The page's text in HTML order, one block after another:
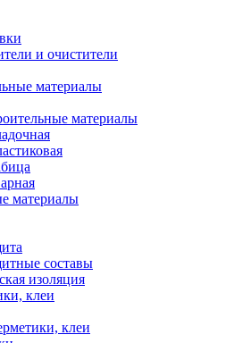
и очистители
материалы
материалы
материалы
составы
изоляция
клеи
клеи